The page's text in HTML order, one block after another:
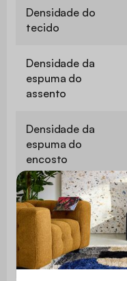
Densidade do
tecido
Densidade da
espuma do
assento
Densidade da
espuma do
encosto
Altura do
assento
Profundidade
do assento